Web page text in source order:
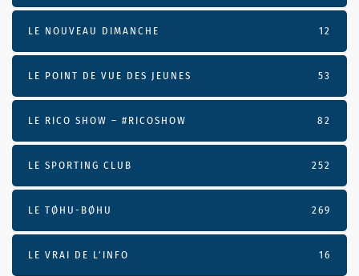
LE NOUVEAU DIMANCHE 12
LE POINT DE VUE DES JEUNES 53
LE RICO SHOW – #RICOSHOW 82
LE SPORTING CLUB 252
LE TØHU-BØHU 269
LE VRAI DE L’INFO 16